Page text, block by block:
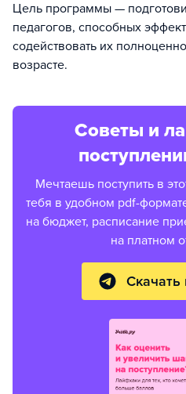
Цель программы —
педагогов, способных
содействовать их
возрасте.
Советы и
Мечтаешь поступить в
тебя в удобном pdf-
на бюджет, расписание
на платном
Скачать